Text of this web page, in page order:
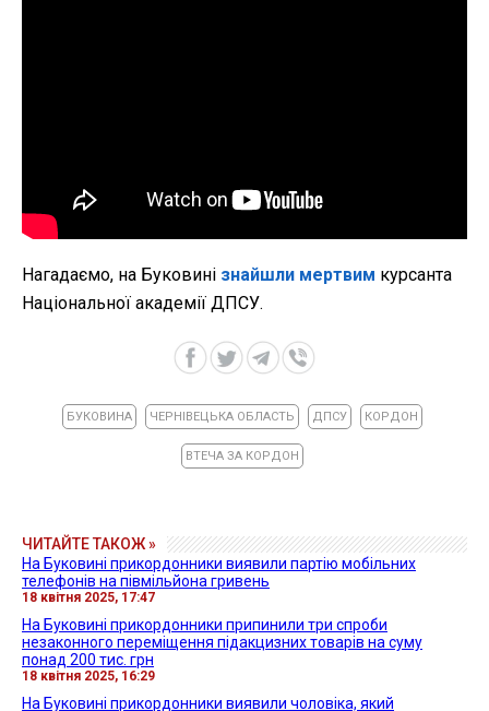
Нагадаємо, на Буковині знайшли мертвим курсанта
Національної академії ДПСУ.
БУКОВИНА ЧЕРНІВЕЦЬКА ОБЛАСТЬ ДПСУ КОРДОН
ВТЕЧА ЗА КОРДОН
ЧИТАЙТЕ ТАКОЖ »
На Буковині прикордонники виявили партію мобільних
телефонів на півмільйона гривень
18 квітня 2025, 17:47
На Буковині прикордонники припинили три спроби
незаконного переміщення підакцизних товарів на суму
понад 200 тис. грн
18 квітня 2025, 16:29
На Буковині прикордонники виявили чоловіка, який